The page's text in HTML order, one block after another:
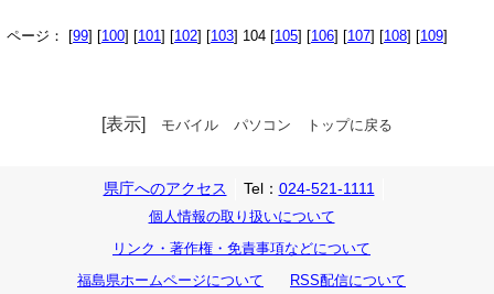
ページ： [99] [100] [101] [102] [103] 104 [105] [106] [107] [108] [109]
[表示] モバイル パソコン トップに戻る
県庁へのアクセス Tel： 024-521-1111
個人情報の取り扱いについて
リンク・著作権・免責事項などについて
福島県ホームページについて
RSS配信について